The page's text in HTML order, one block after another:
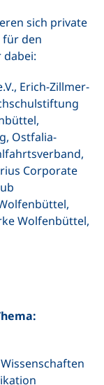
sich private
für den
dabei:
Erich-Zillmer-
Ostfalia-
Corporate
Wolfenbüttel,